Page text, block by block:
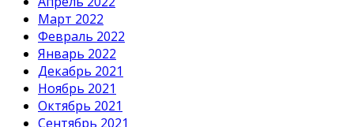
Март 2022
Февраль 2022
Январь 2022
Декабрь 2021
Ноябрь 2021
Октябрь 2021
Сентябрь 2021